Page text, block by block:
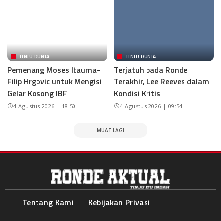
TINJU DUNIA
Pemenang Moses Itauma-
Filip Hrgovic untuk Mengisi
Gelar Kosong IBF
4 Agustus 2026 | 18:50
TINJU DUNIA
Terjatuh pada Ronde
Terakhir, Lee Reeves dalam
Kondisi Kritis
4 Agustus 2026 | 09:54
MUAT LAGI
Tentang Kami
Kebijakan Privasi